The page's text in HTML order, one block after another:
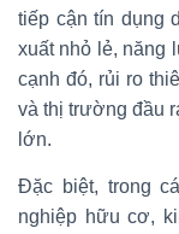
tiếp cận tín dụng
xuất nhỏ lẻ, năng
cạnh đó, rủi ro
và thị trường đầu
lớn.
Đặc biệt, trong
nghiệp hữu cơ,